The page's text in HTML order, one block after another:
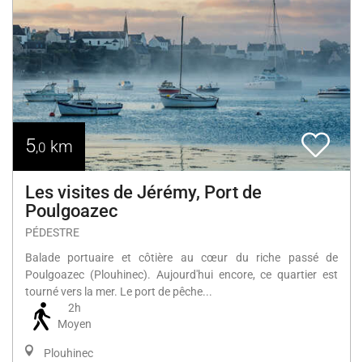
5,0 km
Les visites de Jérémy, Port de
Poulgoazec
PÉDESTRE
Balade portuaire et côtière au cœur du riche passé de
Poulgoazec (Plouhinec). Aujourd'hui encore, ce quartier est
tourné vers la mer. Le port de pêche...
2h
Moyen
Plouhinec